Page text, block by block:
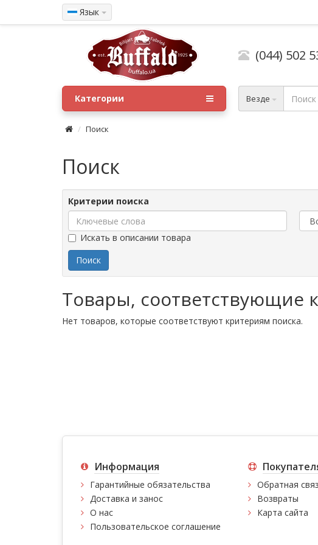
Язык
(044) 502
Везде
Категории
Поиск
Поиск
Критерии поиска
Искать в описании товара
Товары, соответствующие
Нет товаров, которые соответствуют критериям поиска.
Информация
Гарантийные обязательства
Доставка и занос
О нас
Пользовательское соглашение
Обратная
Возвраты
Карта сайта